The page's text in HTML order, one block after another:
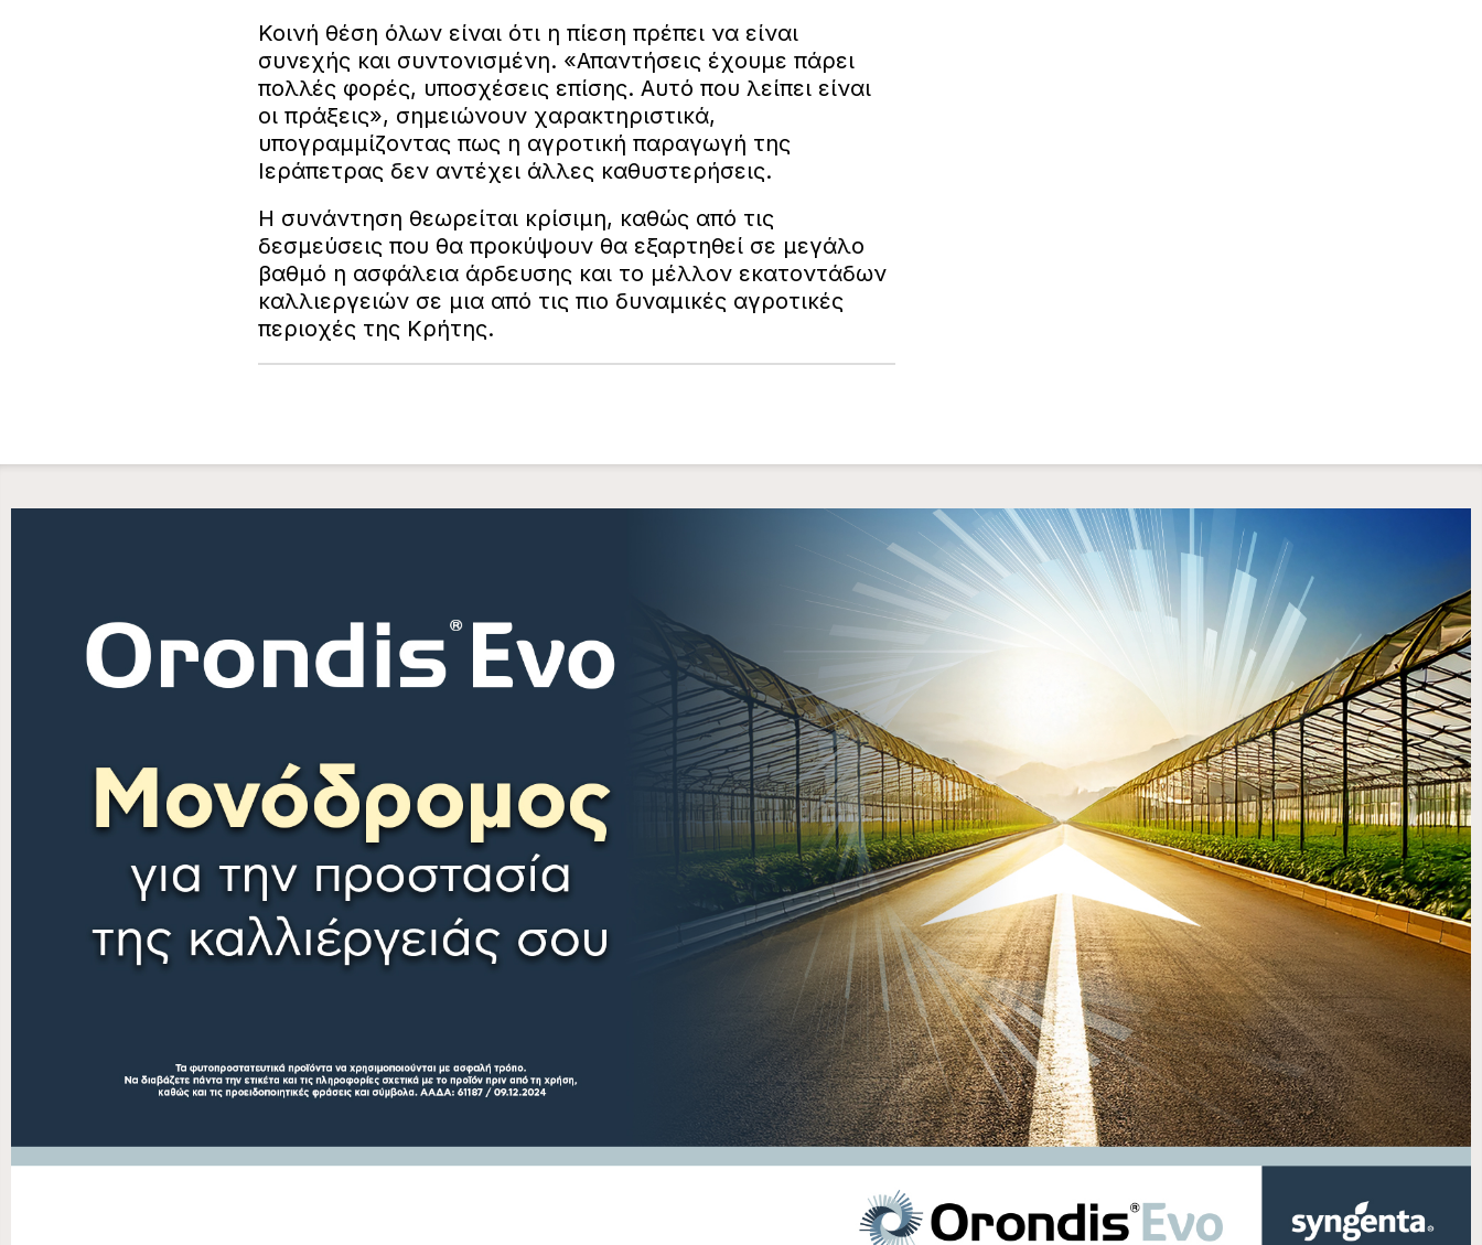
Κοινή θέση όλων είναι ότι η πίεση πρέπει να είναι
συνεχής και συντονισμένη. «Απαντήσεις έχουμε πάρει
πολλές φορές, υποσχέσεις επίσης. Αυτό που λείπει είναι
οι πράξεις», σημειώνουν χαρακτηριστικά,
υπογραμμίζοντας πως η αγροτική παραγωγή της
Ιεράπετρας δεν αντέχει άλλες καθυστερήσεις.
Η συνάντηση θεωρείται κρίσιμη, καθώς από τις
δεσμεύσεις που θα προκύψουν θα εξαρτηθεί σε μεγάλο
βαθμό η ασφάλεια άρδευσης και το μέλλον εκατοντάδων
καλλιεργειών σε μια από τις πιο δυναμικές αγροτικές
περιοχές της Κρήτης.